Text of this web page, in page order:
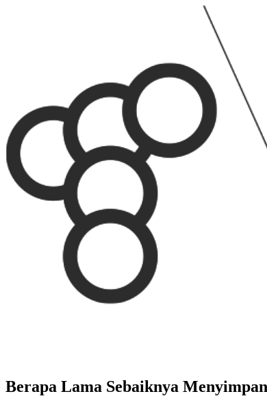
Berapa Lama Sebaiknya